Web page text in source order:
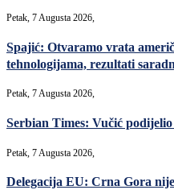
Petak, 7 Augusta 2026,
Spajić: Otvaramo vrata
tehnologijama, rezultati
Petak, 7 Augusta 2026,
Serbian Times: Vučić
Petak, 7 Augusta 2026,
Delegacija EU: Crna Gora